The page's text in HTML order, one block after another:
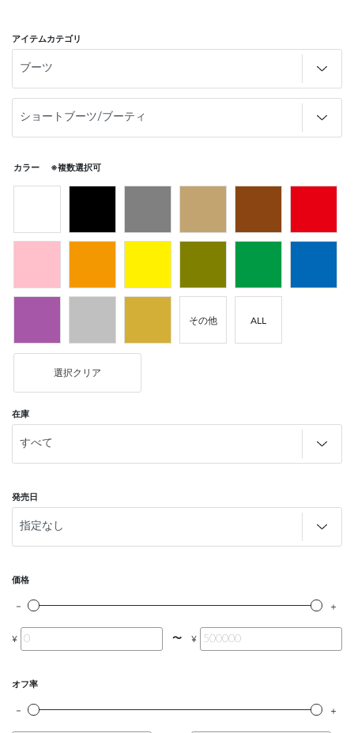
アイテムカテゴリ
カラー ※複数選択可
その他 ALL
選択クリア
在庫
発売日
価格
¥ 〜 ¥
オフ率